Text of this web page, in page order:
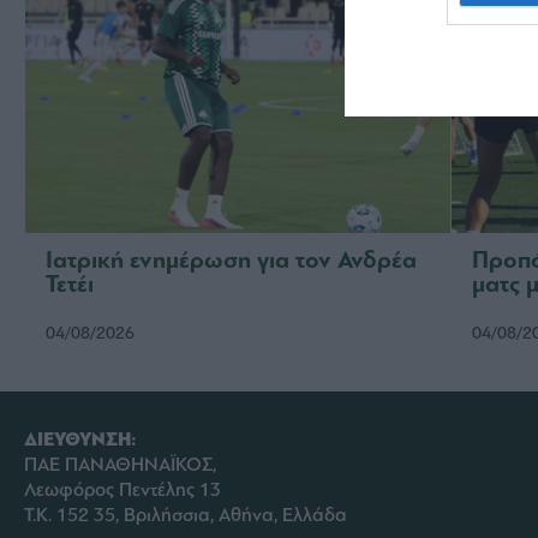
Ιατρική ενημέρωση για τον Ανδρέα
Τετέι
04/08/2026
ματς
04/08/
ΔΙΕΥΘΥΝΣΗ:
ΠΑΕ ΠΑΝΑΘΗΝΑΪΚΟΣ,
Λεωφόρος Πεντέλης 13
Τ.Κ. 152 35, Βριλήσσια, Αθήνα, Ελλάδα